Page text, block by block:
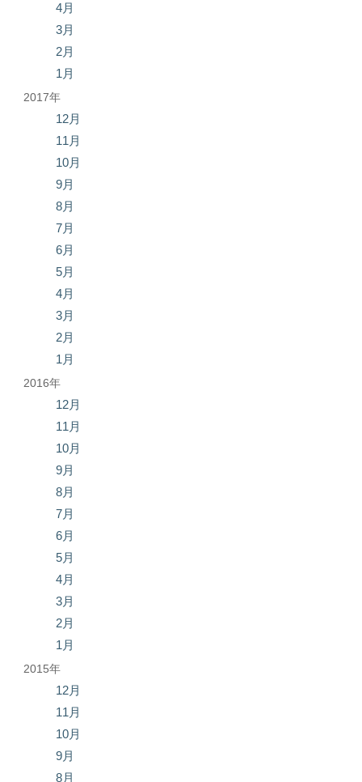
4月
3月
2月
1月
2017年
12月
11月
10月
9月
8月
7月
6月
5月
4月
3月
2月
1月
2016年
12月
11月
10月
9月
8月
7月
6月
5月
4月
3月
2月
1月
2015年
12月
11月
10月
9月
8月